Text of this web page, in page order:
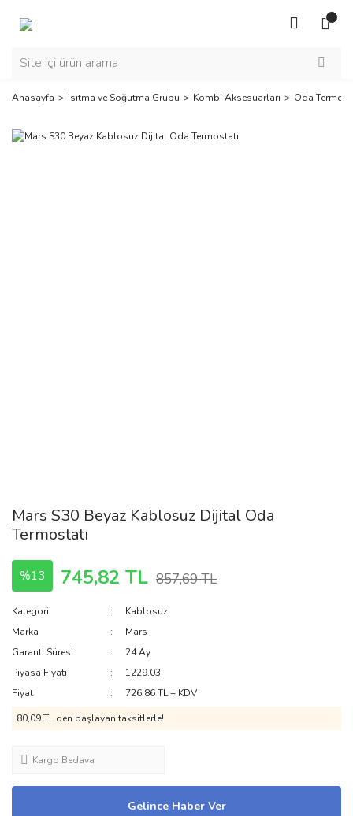
Anasayfa Isıtma ve Soğutma Grubu Kombi Aksesuarları Oda
Mars S30 Beyaz Kablosuz Dijital Oda
Termostatı
%13 745,82 TL 857,69 TL
Kategori
Kablosuz
Marka
Mars
Garanti Süresi
24 Ay
Piyasa Fiyatı
1229.03
Fiyat
726,86 TL + KDV
80,09 TL den başlayan taksitlerle!
Kargo Bedava
Gelince Haber Ver